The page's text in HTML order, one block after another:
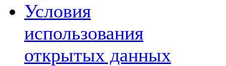
Условия
использования
открытых данных